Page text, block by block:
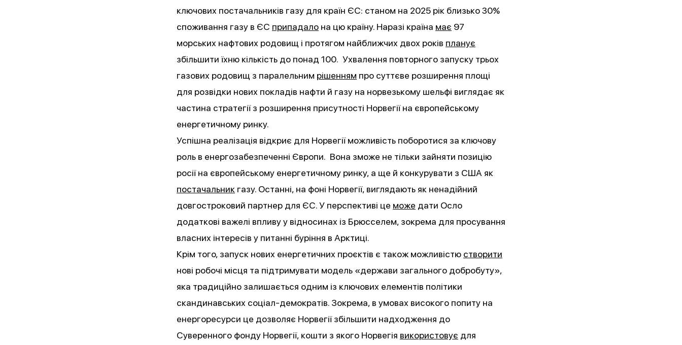
ключових постачальників газу для країн ЄС: станом на 2025 рік близько 30%
споживання газу в ЄС припадало на цю країну. Наразі країна має 97
морських нафтових родовищ і протягом найближчих двох років планує
збільшити їхню кількість до понад 100. Ухвалення повторного запуску трьох
газових родовищ з паралельним рішенням про суттєве розширення площі
для розвідки нових покладів нафти й газу на норвезькому шельфі виглядає як
частина стратегії з розширення присутності Норвегії на європейському
енергетичному ринку.
Успішна реалізація відкриє для Норвегії можливість поборотися за ключову
роль в енергозабезпеченні Європи. Вона зможе не тільки зайняти позицію
росії на європейському енергетичному ринку, а ще й конкурувати з США як
постачальник газу. Останні, на фоні Норвегії, виглядають як ненадійний
довгостроковий партнер для ЄС. У перспективі це може дати Осло
додаткові важелі впливу у відносинах із Брюсселем, зокрема для просування
власних інтересів у питанні буріння в Арктиці.
Крім того, запуск нових енергетичних проєктів є також можливістю створити
нові робочі місця та підтримувати модель «держави загального добробуту»,
яка традиційно залишається одним із ключових елементів політики
скандинавських соціал-демократів. Зокрема, в умовах високого попиту на
енергоресурси це дозволяє Норвегії збільшити надходження до
Суверенного фонду Норвегії, кошти з якого Норвегія використовує для